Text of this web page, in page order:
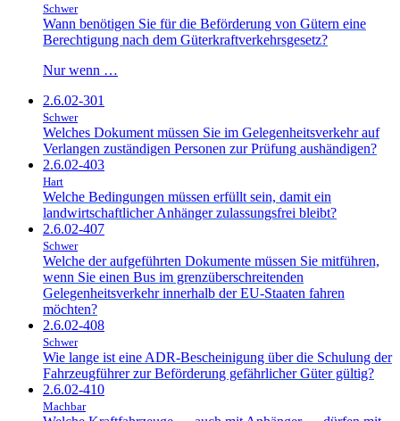
Schwer
Wann benötigen Sie für die Beförderung von Gütern eine
Berechtigung nach dem Güterkraftverkehrsgesetz?
Nur wenn …
2.6.02-301
Schwer
Welches Dokument müssen Sie im Gelegenheitsverkehr auf
Verlangen zuständigen Personen zur Prüfung aushändigen?
2.6.02-403
Hart
Welche Bedingungen müssen erfüllt sein, damit ein
landwirtschaftlicher Anhänger zulassungsfrei bleibt?
2.6.02-407
Schwer
Welche der aufgeführten Dokumente müssen Sie mitführen,
wenn Sie einen Bus im grenzüberschreitenden
Gelegenheitsverkehr innerhalb der EU-Staaten fahren
möchten?
2.6.02-408
Schwer
Wie lange ist eine ADR-Bescheinigung über die Schulung der
Fahrzeugführer zur Beförderung gefährlicher Güter gültig?
2.6.02-410
Machbar